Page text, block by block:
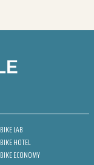
BIKE LAB
BIKE HOTEL
BIKE ECONOMY